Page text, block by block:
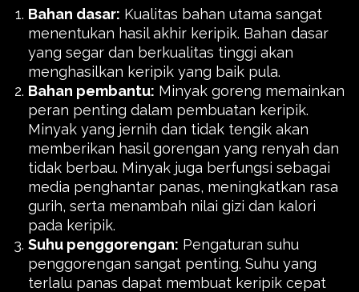
Bahan dasar: Kualitas bahan utama sangat
menentukan hasil akhir keripik. Bahan dasar
yang segar dan berkualitas tinggi akan
menghasilkan keripik yang baik pula.
Bahan pembantu: Minyak goreng memainkan
peran penting dalam pembuatan keripik.
Minyak yang jernih dan tidak tengik akan
memberikan hasil gorengan yang renyah dan
tidak berbau. Minyak juga berfungsi sebagai
media penghantar panas, meningkatkan rasa
gurih, serta menambah nilai gizi dan kalori
pada keripik.
Suhu penggorengan: Pengaturan suhu
penggorengan sangat penting. Suhu yang
terlalu panas dapat membuat keripik cepat